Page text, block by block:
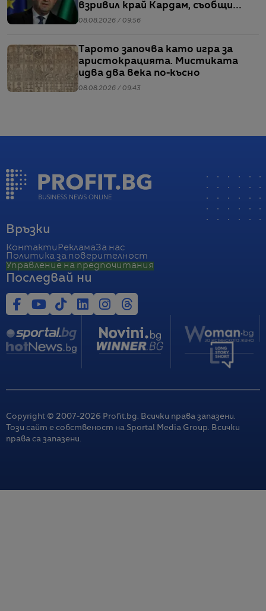
взривил край Кардам, съобщи
Радев
08.08.2026 / 09:56
Тарото започва като игра за
аристокрацията. Мистиката
идва два века по-късно
08.08.2026 / 09:43
Връзки
Контакти РекламаЗа нас
Политика за поверителност
Управление на предпочитания
Последвай ни
Copyright © 2007-2026 Profit.bg. Всички права запазени.
Този сайт е собственост на Sportal Media Group. Всички
права са запазени.